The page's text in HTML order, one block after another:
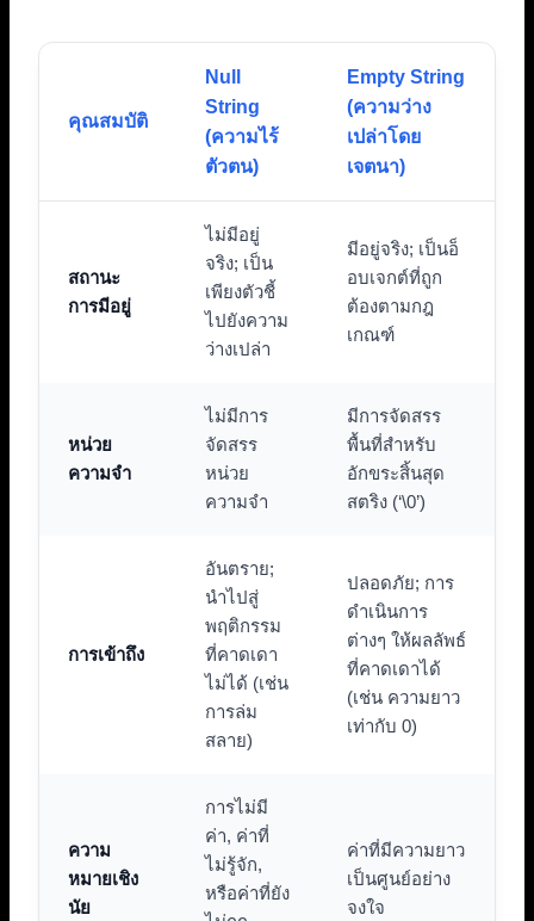
คุณสมบัติ
Null
String
(ความไร้
ตัวตน)
Empty String
(ความว่าง
เปล่าโดย
เจตนา)
สถานะ
การมีอยู่
ไม่มีอยู่
จริง; เป็น
เพียงตัวชี้
ไปยังความ
ว่างเปล่า
มีอยู่จริง; เป็นอ็
อบเจกต์ที่ถูก
ต้องตามกฎ
เกณฑ์
หน่วย
ความจำ
ไม่มีการ
จัดสรร
หน่วย
ความจำ
มีการจัดสรร
พื้นที่สำหรับ
อักขระสิ้นสุด
สตริง (‘\0’)
การเข้าถึง
อันตราย;
นำไปสู่
พฤติกรรม
ที่คาดเดา
ไม่ได้ (เช่น
การล่ม
สลาย)
ปลอดภัย; การ
ดำเนินการ
ต่างๆ ให้ผลลัพธ์
ที่คาดเดาได้
(เช่น ความยาว
เท่ากับ 0)
ความ
หมายเชิง
นัย
การไม่มี
ค่า, ค่าที่
ไม่รู้จัก,
หรือค่าที่ยัง
ค่าที่มีความยาว
เป็นศูนย์อย่าง
จงใจ